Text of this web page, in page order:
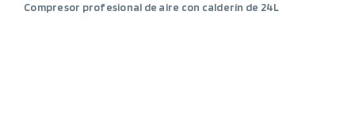
Compresor profesional de aire con calderín de 24L